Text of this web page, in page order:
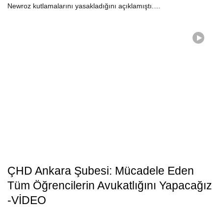
Newroz kutlamalarını yasakladığını açıklamıştı.…
ÇHD Ankara Şubesi: Mücadele Eden
Tüm Öğrencilerin Avukatlığını Yapacağız
-VİDEO